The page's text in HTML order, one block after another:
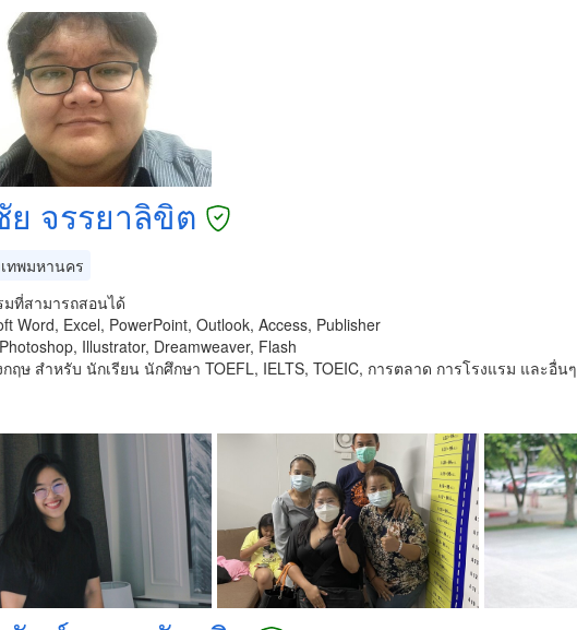
จรรยาลิขิต
ทพมหานคร
มที่สามารถสอนได้
Word, Excel, PowerPoint, Outlook, Access, Publisher
Illustrator, Dreamweaver, Flash
ฤษ สำหรับ นักเรียน นักศึกษา TOEFL, IELTS, TOEIC, การตลาด การโรงแรม และอื่นๆ